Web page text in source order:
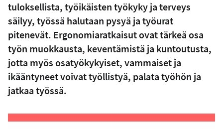
tuloksellista, työikäisten työkyky ja terveys
säilyy, työssä halutaan pysyä ja työurat
pitenevät. Ergonomiaratkaisut ovat tärkeä osa
työn muokkausta, keventämistä ja kuntoutusta,
jotta myös osatyökykyiset, vammaiset ja
ikääntyneet voivat työllistyä, palata työhön ja
jatkaa työssä.